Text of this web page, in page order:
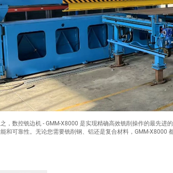
，数控铣边机 - GMM-X8000 是实现精确高效铣削操作的最先进
和可靠性。无论您需要铣削钢、铝还是复合材料，GMM-X8000